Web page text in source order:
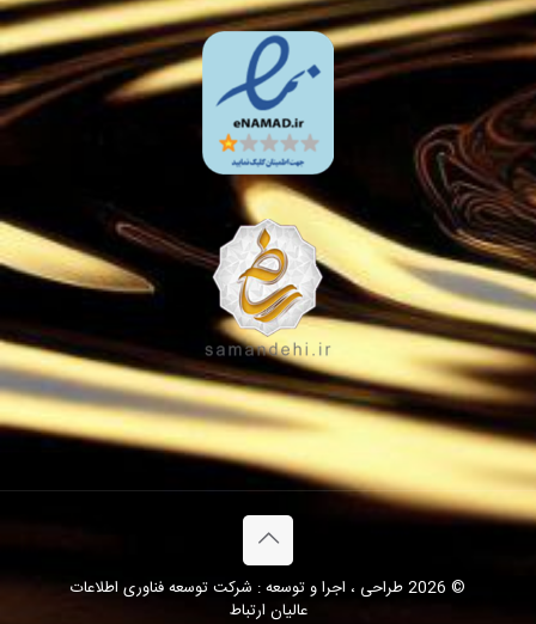
© 2026 طراحی ، اجرا و توسعه : شرکت توسعه فناوری اطلاعات
عالیان ارتباط